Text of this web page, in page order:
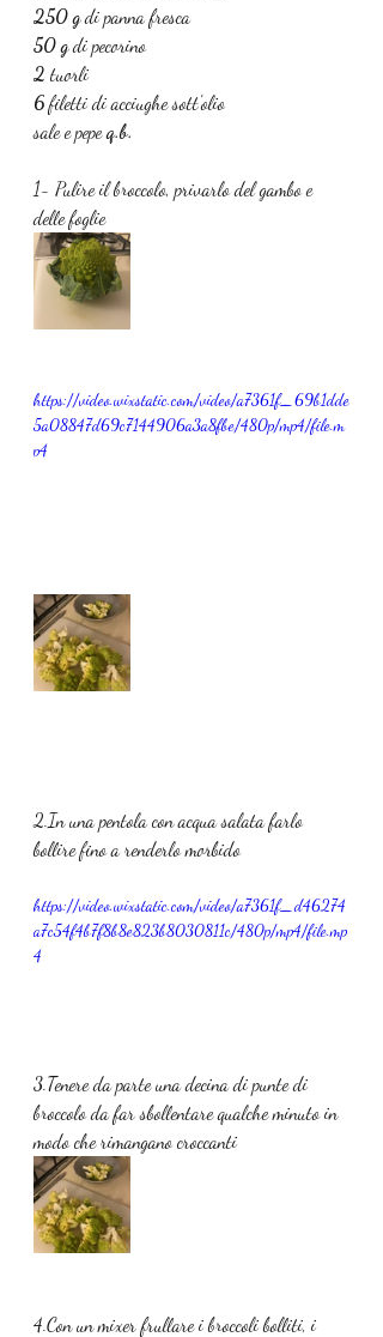
250 g di panna fresca
50 g di pecorino
2 tuorli
6 filetti di acciughe sott'olio
sale e pepe q.b.
1- Pulire il broccolo, privarlo del gambo e
delle foglie
https://video.wixstatic.com/video/a7361f_69b1dde
5a08847d69c7144906a3a8fbe/480p/mp4/file.m
p4
2.In una pentola con acqua salata farlo
bollire fino a renderlo morbido
https://video.wixstatic.com/video/a7361f_d46274
a7c54f4b7f8b8e823b8030811c/480p/mp4/file.mp
4
3.Tenere da parte una decina di punte di
broccolo da far sbollentare qualche minuto in
modo che rimangano croccanti
4.Con un mixer frullare i broccoli bolliti, i